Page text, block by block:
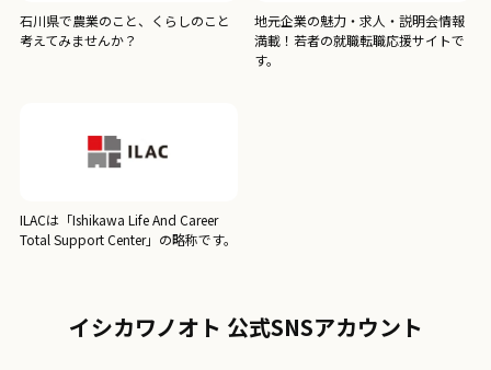
石川県で農業のこと、くらしのこと
考えてみませんか？
地元企業の魅力・求人・説明会情報
満載！若者の就職転職応援サイトで
す。
ILACは「Ishikawa Life And Career
Total Support Center」の略称です。
イシカワノオト 公式SNSアカウント